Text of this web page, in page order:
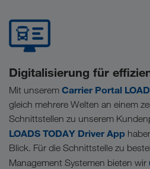
Digitalisierung für
Mit unserem Carrier Portal
gleich mehrere Welten an einem
Schnittstellen zu unserem
LOADS TODAY Driver App
Blick. Für die Schnittstelle zu
Management Systemen bieten wir